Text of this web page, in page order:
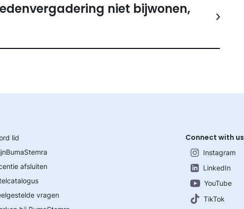
niet bijwonen,
lid
afsluiten
vragen
Connect with us
Instagram
LinkedIn
YouTube
TikTok